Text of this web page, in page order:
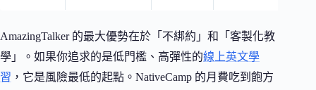
AmazingTalker 的最大優勢在於「不綁約」和「客製化教
學」。如果你追求的是低門檻、高彈性的線上英文學
習 ，它是風險最低的起點。NativeCamp 的月費吃到飽方